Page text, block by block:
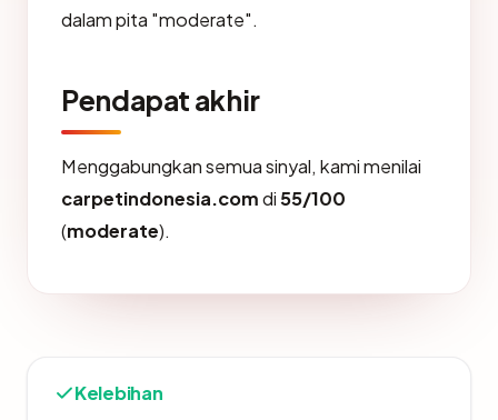
dalam pita "moderate".
Pendapat akhir
Menggabungkan semua sinyal, kami menilai
carpetindonesia.comdi55/100
(moderate).
Kelebihan